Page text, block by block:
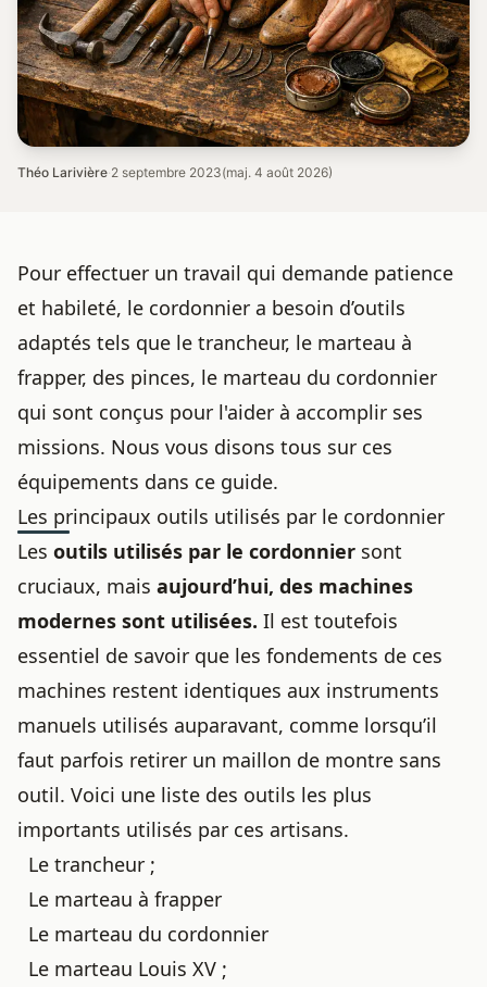
Théo Larivière·2 septembre 2023(maj. 4 août 2026)
Pour effectuer un travail qui demande patience
et habileté, le cordonnier a besoin d’outils
adaptés tels que le trancheur, le marteau à
frapper, des pinces, le marteau du cordonnier
qui sont conçus pour l'aider à accomplir ses
missions. Nous vous disons tous sur ces
équipements dans ce guide.
Les principaux outils utilisés par le cordonnier
Les outils utilisés par le cordonnier sont
cruciaux, mais aujourd’hui, des machines
modernes sont utilisées. Il est toutefois
essentiel de savoir que les fondements de ces
machines restent identiques aux instruments
manuels utilisés auparavant, comme lorsqu’il
faut parfois retirer un maillon de montre sans
outil. Voici une liste des outils les plus
importants utilisés par ces artisans.
Le trancheur ;
Le marteau à frapper
Le marteau du cordonnier
Le marteau Louis XV ;